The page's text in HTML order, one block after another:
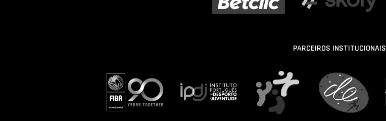
PARCEIROS INSTITUCIONAIS